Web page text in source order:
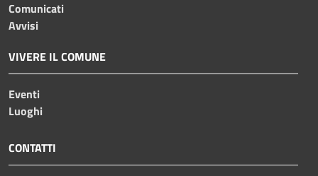
Comunicati
Avvisi
VIVERE IL COMUNE
Eventi
Luoghi
CONTATTI